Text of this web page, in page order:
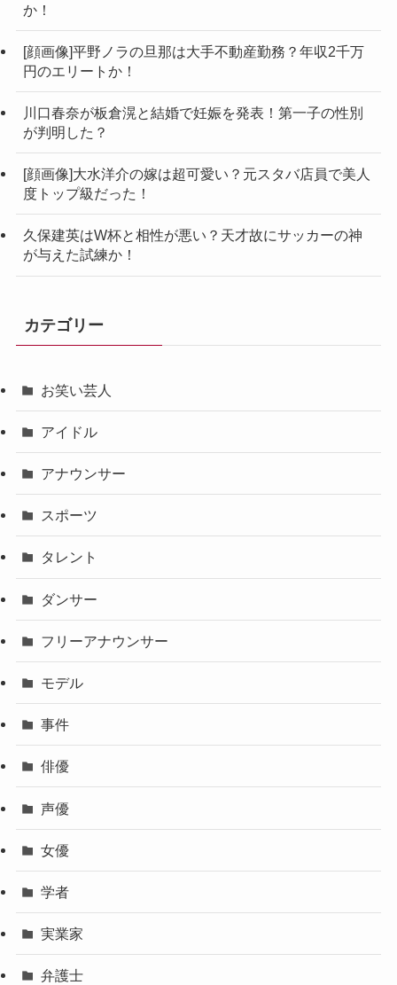
か！
[顔画像]平野ノラの旦那は大手不動産勤務？年収2千万
円のエリートか！
川口春奈が板倉滉と結婚で妊娠を発表！第一子の性別
が判明した？
[顔画像]大水洋介の嫁は超可愛い？元スタバ店員で美人
度トップ級だった！
久保建英はW杯と相性が悪い？天才故にサッカーの神
が与えた試練か！
カテゴリー
お笑い芸人
アイドル
アナウンサー
スポーツ
タレント
ダンサー
フリーアナウンサー
モデル
事件
俳優
声優
女優
学者
実業家
弁護士